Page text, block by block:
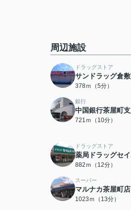
周辺施設
ドラッグストア
サンドラッグ倉
378ｍ（5分）
銀行
中国銀行茶屋町
721ｍ（10分）
ドラッグストア
薬局ドラッグセ
882ｍ（12分）
スーパー
マルナカ茶屋町店
1023ｍ（13分）